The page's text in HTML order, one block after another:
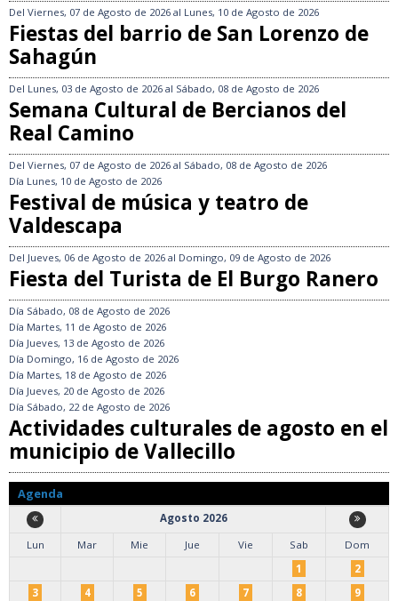
Del Viernes, 07 de Agosto de 2026 al Lunes, 10 de Agosto de 2026
Fiestas del barrio de San Lorenzo de
Sahagún
Del Lunes, 03 de Agosto de 2026 al Sábado, 08 de Agosto de 2026
Semana Cultural de Bercianos del
Real Camino
Del Viernes, 07 de Agosto de 2026 al Sábado, 08 de Agosto de 2026
Día Lunes, 10 de Agosto de 2026
Festival de música y teatro de
Valdescapa
Del Jueves, 06 de Agosto de 2026 al Domingo, 09 de Agosto de 2026
Fiesta del Turista de El Burgo Ranero
Día Sábado, 08 de Agosto de 2026
Día Martes, 11 de Agosto de 2026
Día Jueves, 13 de Agosto de 2026
Día Domingo, 16 de Agosto de 2026
Día Martes, 18 de Agosto de 2026
Día Jueves, 20 de Agosto de 2026
Día Sábado, 22 de Agosto de 2026
Actividades culturales de agosto en el
municipio de Vallecillo
Agenda
Agosto 2026
Lun
Mar Mie Jue Vie Sab
Dom
1
2
3
4 5 6 7 8
9